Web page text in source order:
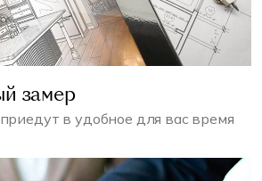
замер
в удобное для вас время